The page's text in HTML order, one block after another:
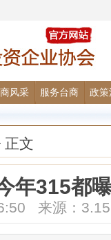
风采 服务台商 政策
正文
年315都
来源：